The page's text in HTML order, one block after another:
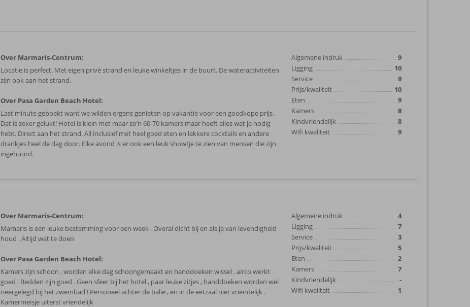
Over Marmaris-Centrum:
Locatie is perfect. Met eigen privé strand en leuke winkeltjes in de buurt. De wateractiviteiten
zijn ook aan het strand.
Over Pasa Garden Beach Hotel:
Last minute geboekt want we wilden ergens genieten op vakantie voor een goedkope prijs.
Dat is zeker gelukt! Hotel is klein met maar zo’n 60-70 kamers maar heeft alles wat je nodig
hebt. Direct aan het strand. All inclusief met heel goed eten en lekkere cocktails en andere
drankjes heel de dag door. Elke avond is er ook een leuk showtje te zien van mensen die zijn
ingehuurd.
Algemene indruk
9
Ligging
10
Service
9
Prijs/kwaliteit
10
Eten
9
Kamers
8
Kindvriendelijk
8
Wifi kwaliteit
9
Over Marmaris-Centrum:
Mamaris is een leuke bestemming voor een week . Overal dicht bij en als je van levendigheid
houd . Altijd wat te doen
Over Pasa Garden Beach Hotel:
Kamers zijn schoon , worden elke dag schoongemaakt en handdoeken wissel , airco werkt
goed . Bedden zijn goed . Geen sfeer bij het hotel , paar leuke zitjes , handdoeken worden wel
neergelegd bij het zwembad ! Personeel achter de balie , en in de eetzaal niet vriendelijk .
Kamermeisje uiterst vriendelijk
Algemene indruk
4
Ligging
7
Service
3
Prijs/kwaliteit
5
Eten
2
Kamers
7
Kindvriendelijk
-
Wifi kwaliteit
1